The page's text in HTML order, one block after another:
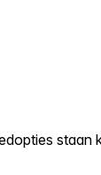
staan